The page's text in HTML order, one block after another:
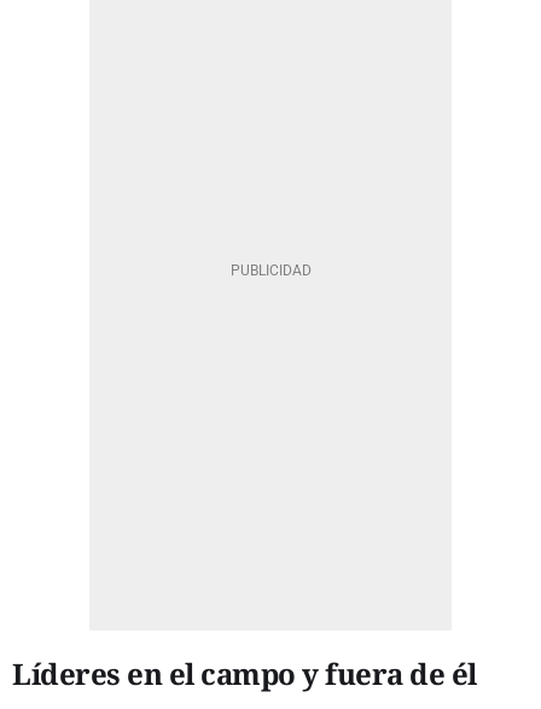
Líderes en el campo y fuera de él